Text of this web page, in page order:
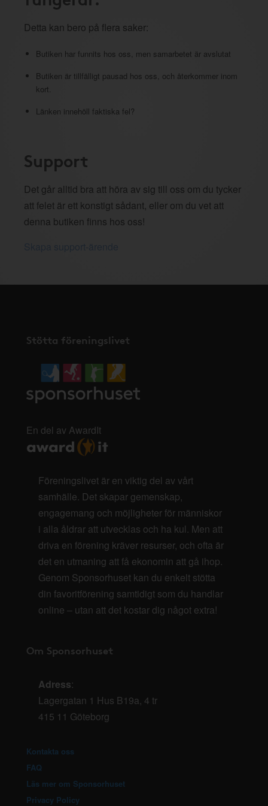
Detta kan bero på flera saker:
Butiken har funnits hos oss, men samarbetet är avslutat
Butiken är tillfälligt pausad hos oss, och återkommer inom
kort.
Länken innehöll faktiska fel?
Support
Det går alltid bra att höra av sig till oss om du tycker
att felet är ett konstigt sådant, eller om du vet att
denna butiken finns hos oss!
Stötta föreningslivet
En del av AwardIt
Föreningslivet är en viktig del av vårt
samhälle. Det skapar gemenskap,
engagemang och möjligheter för människor
i alla åldrar att utvecklas och ha kul. Men att
driva en förening kräver resurser, och ofta är
det en utmaning att få ekonomin att gå ihop.
Genom Sponsorhuset kan du enkelt stötta
din favoritförening samtidigt som du handlar
online – utan att det kostar dig något extra!
Om Sponsorhuset
Adress:
Lagergatan 1 Hus B19a, 4 tr
415 11 Göteborg
Kontakta oss
FAQ
Läs mer om Sponsorhuset
Privacy Policy